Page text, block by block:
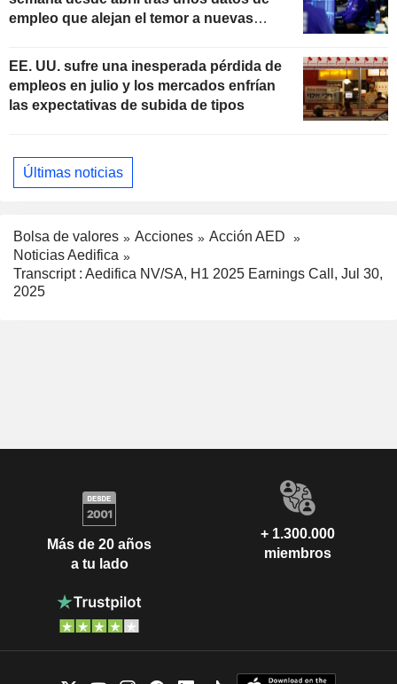
empleo que alejan el temor a nuevas
EE. UU. sufre una inesperada pérdida de
empleos en julio y los mercados enfrían
las expectativas de subida de tipos
Últimas noticias
Bolsa de valores Acciones
Acción AED
Noticias Aedifica
Transcript : Aedifica NV/SA, H1 2025 Earnings Call, Jul 30,
2025
Más de 20 años
a tu lado
+ 1.300.000
miembros